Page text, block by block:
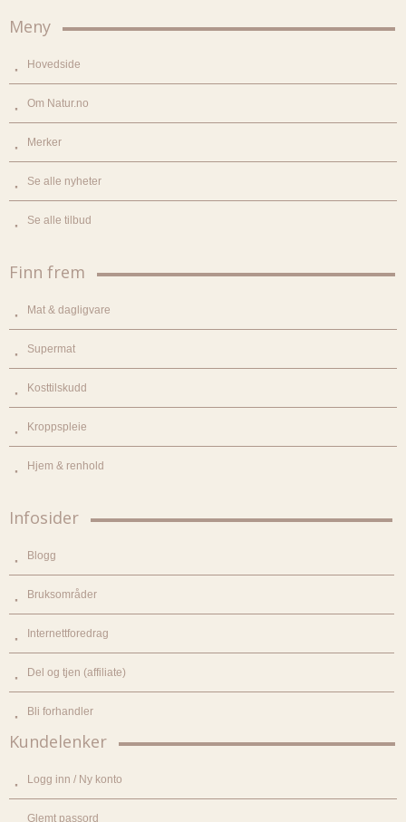
Meny
Hovedside
Om Natur.no
Merker
Se alle nyheter
Se alle tilbud
Finn frem
Mat & dagligvare
Supermat
Kosttilskudd
Kroppspleie
Hjem & renhold
Infosider
Blogg
Bruksområder
Internettforedrag
Del og tjen (affiliate)
Bli forhandler
Kundelenker
Logg inn / Ny konto
Glemt passord